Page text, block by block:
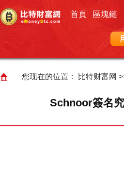
首頁 區塊鏈
您现在的位置： 比特财富网
Schnoor簽名